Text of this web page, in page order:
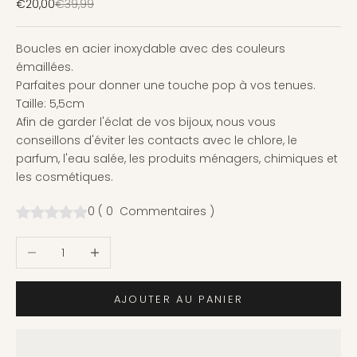
Prix de vente
€20,00Prix normal
€39,99
Boucles en acier inoxydable avec des couleurs
émaillées.
Parfaites pour donner une touche pop à vos tenues.
Taille: 5,5cm
Afin de garder l'éclat de vos bijoux, nous vous
conseillons d'éviter les contacts avec le chlore, le
parfum, l'eau salée, les produits ménagers, chimiques et
les cosmétiques.
0 ( 0 Commentaires )
Diminuer la quantitéAugmenter la quantité
AJOUTER AU PANIER